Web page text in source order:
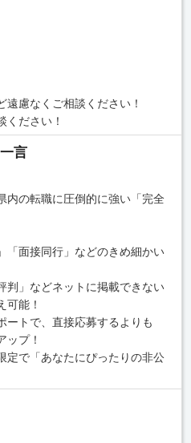
慮なくご相談ください！
ださい！
言
内の転職に圧倒的に強い「完全
「面接同行」などのきめ細かい
判」などネットに掲載できない
可能！
ートで、直接応募するよりも
ップ！
定で「あなたにぴったりの非公